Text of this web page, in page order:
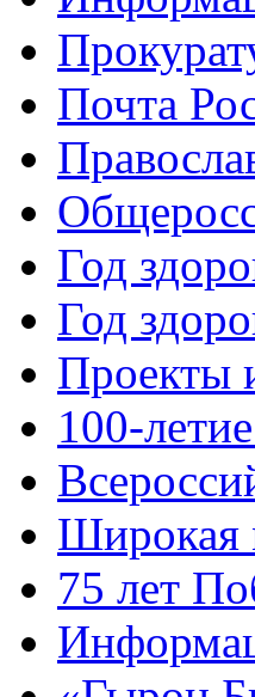
Почта
Год
Год
Проекты
100-
Широкая
75 лет